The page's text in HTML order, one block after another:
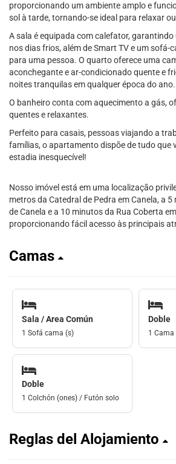
proporcionando um ambiente amplo e
sol à tarde, tornando-se ideal para relaxar
A sala é equipada com calefator,
nos dias frios, além de Smart TV e um sofá-
para uma pessoa. O quarto oferece uma
aconchegante e ar-condicionado quente e
noites tranquilas em qualquer época do ano.
O banheiro conta com aquecimento a gás,
quentes e relaxantes.
Perfeito para casais, pessoas viajando a
famílias, o apartamento dispõe de tudo que
estadia inesquecível!
Nosso imóvel está em uma localização
metros da Catedral de Pedra em Canela, a
de Canela e a 10 minutos da Rua Coberta
proporcionando fácil acesso às principais
Camas
Sala / Area Común
1 Sofá cama (s)
Doble
1 Cama
Doble
1 Colchón (ones) / Futón solo
Reglas del Alojamiento